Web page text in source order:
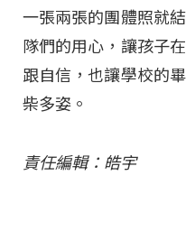
一張兩張的團體照就
隊們的用心，讓孩子
跟自信，也讓學校的
柴多姿。
責任編輯：皓宇